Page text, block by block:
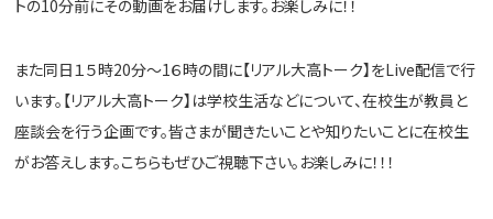
トの10分前にその動画をお届けします。お楽しみに！！
また同日１５時20分～1６時の間に【リアル大高トーク】をLive配信で行
います。【リアル大高トーク】は学校生活などについて、在校生が教員と
座談会を行う企画です。皆さまが聞きたいことや知りたいことに在校生
がお答えします。こちらもぜひご視聴下さい。お楽しみに！！！